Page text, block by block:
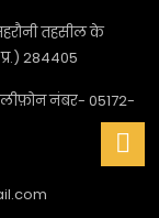
तहसील के
284405
नंबर- 05172-